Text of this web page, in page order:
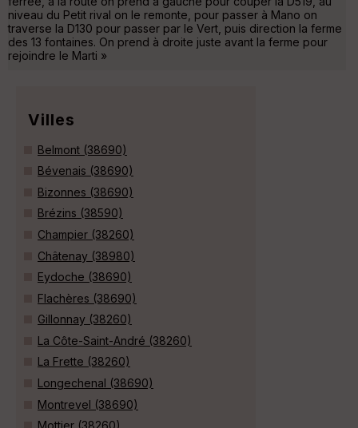
niveau du Petit rival on le remonte, pour passer à Mano on
traverse la D130 pour passer par le Vert, puis direction la ferme
des 13 fontaines. On prend à droite juste avant la ferme pour
rejoindre le Marti »
Villes
Belmont (38690)
Bévenais (38690)
Bizonnes (38690)
Brézins (38590)
Champier (38260)
Châtenay (38980)
Eydoche (38690)
Flachères (38690)
Gillonnay (38260)
La Côte-Saint-André (38260)
La Frette (38260)
Longechenal (38690)
Montrevel (38690)